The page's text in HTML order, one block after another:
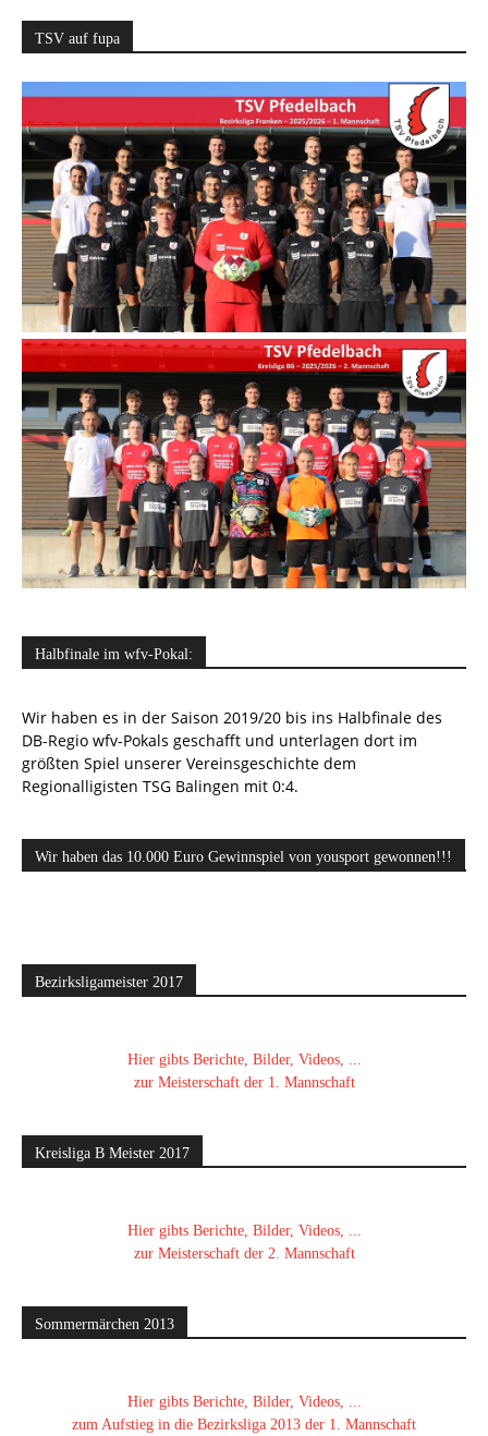
TSV auf fupa
Halbfinale im wfv-Pokal:
Wir haben es in der Saison 2019/20 bis ins Halbfinale des
DB-Regio wfv-Pokals geschafft und unterlagen dort im
größten Spiel unserer Vereinsgeschichte dem
Regionalligisten TSG Balingen mit 0:4.
Wir haben das 10.000 Euro Gewinnspiel von yousport gewonnen!!!
Bezirksligameister 2017
Hier gibts Berichte, Bilder, Videos, ...
zur Meisterschaft der 1. Mannschaft
Kreisliga B Meister 2017
Hier gibts Berichte, Bilder, Videos, ...
zur Meisterschaft der 2. Mannschaft
Sommermärchen 2013
Hier gibts Berichte, Bilder, Videos, ...
zum Aufstieg in die Bezirksliga 2013 der 1. Mannschaft